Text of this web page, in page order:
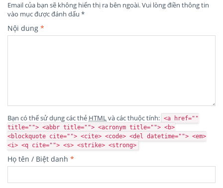
Email của bạn sẽ không hiển thị ra bên ngoài.Vui lòng điền thông tin
vào mục được đánh dấu *
Nội dung *
Bạn có thể sử dụng các thẻ HTMLvà các thuộc tính: <a href=""
title=""> <abbr title=""> <acronym title=""> <b>
<blockquote cite=""> <cite> <code> <del datetime=""> <em>
<i> <q cite=""> <s> <strike> <strong>
Họ tên / Biệt danh *